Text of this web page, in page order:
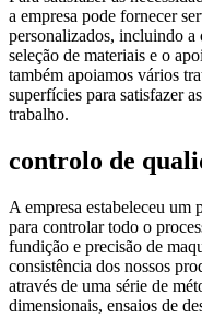
a empresa pode fornecer
personalizados, incluindo a
seleção de materiais e o
também apoiamos vários
superfícies para satisfazer
trabalho.
controlo de
A empresa estabeleceu um
para controlar todo o
fundição e precisão de
consistência dos nossos
através de uma série de
dimensionais, ensaios de